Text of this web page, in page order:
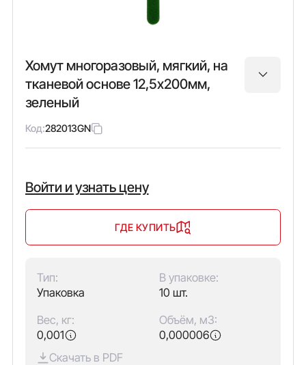
Хомут многоразовый, мягкий, на
тканевой основе 12,5х200мм,
зеленый
Код:282013GN
Войти и узнать цену
ГДЕ КУПИТЬ
Тип:
Упаковка
В упаковке:
10 шт.
Вес, кг:
0,001
Объём, м3:
0,000006
Скачать в PDF